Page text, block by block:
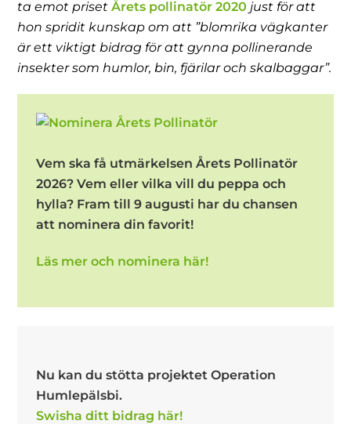
ta emot priset Årets pollinatör 2020 just för att
hon spridit kunskap om att ”blomrika vägkanter
är ett viktigt bidrag för att gynna pollinerande
insekter som humlor, bin, fjärilar och skalbaggar”.
Vem ska få utmärkelsen Årets Pollinatör
2026? Vem eller vilka vill du peppa och
hylla? Fram till 9 augusti har du chansen
att nominera din favorit!
Läs mer och nominera här!
Nu kan du stötta projektet Operation
Humlepälsbi.
Swisha ditt bidrag här!